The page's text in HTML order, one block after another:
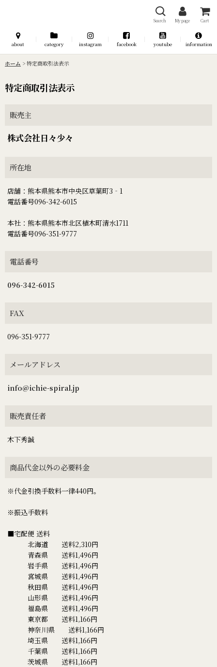
Search My page Cart
about category instagram facebook youtube information
ホーム > 特定商取引法表示
特定商取引法表示
販売主
株式会社日々少々
所在地
店舗：熊本県熊本市中央区草葉町3‐1
電話番号096-342-6015
本社：熊本県熊本市北区植木町清水1711
電話番号096-351-9777
電話番号
096-342-6015
FAX
096-351-9777
メールアドレス
info@ichie-spiral.jp
販売責任者
木下秀誠
商品代金以外の必要料金
※代金引換手数料一律440円。
※振込手数料
■宅配便 送料
北海道 送料2,310円
青森県 送料1,496円
岩手県 送料1,496円
宮城県 送料1,496円
秋田県 送料1,496円
山形県 送料1,496円
福島県 送料1,496円
東京都 送料1,166円
神奈川県 送料1,166円
埼玉県 送料1,166円
千葉県 送料1,166円
茨城県 送料1,166円